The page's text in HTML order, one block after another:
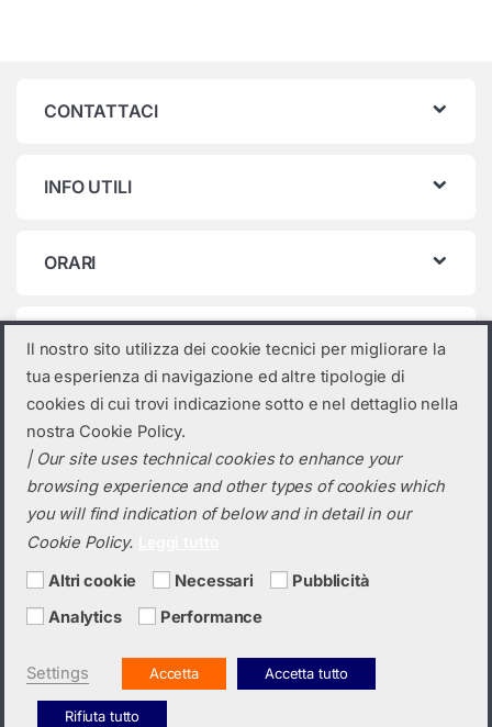
CONTATTACI
INFO UTILI
ORARI
Categorie prodotto
Seleziona una categoria
Hai bisogno di un preventivo?
+39 0423 6326
Il nostro sito utilizza dei cookie tecnici per migliorare la
tua esperienza di navigazione ed altre tipologie di
cookies di cui trovi indicazione sotto e nel dettaglio nella
nostra Cookie Policy.
| Our site uses technical cookies to enhance your
browsing experience and other types of cookies which
you will find indication of below and in detail in our
Cookie Policy.
Altri cookie Necessari
Pubblicità
Analytics
Performance
Settings Accetta Accetta tutto
Rifiuta tutto